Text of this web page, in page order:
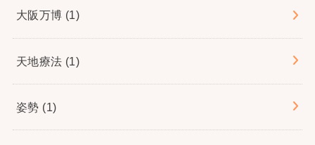
大阪万博 (1)
天地療法 (1)
姿勢 (1)